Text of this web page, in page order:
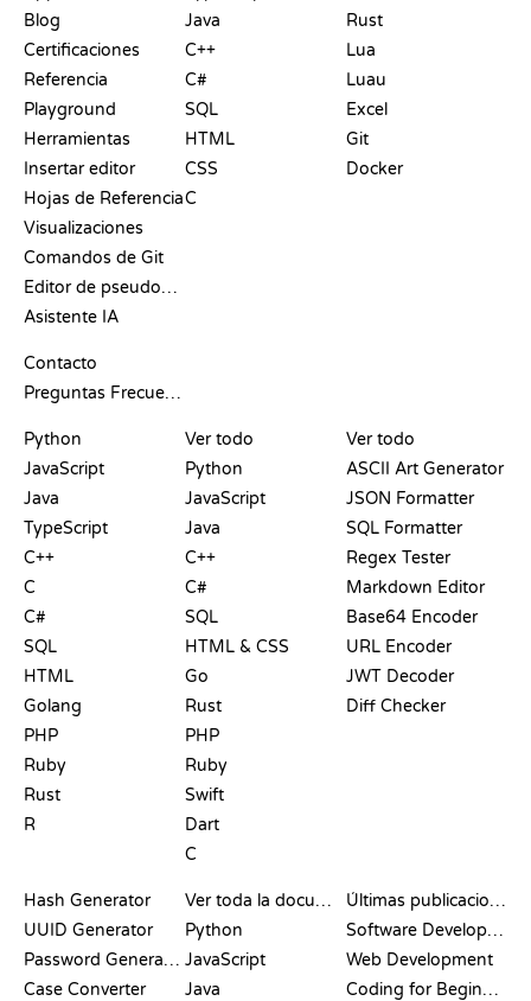
Blog
Certificaciones
Referencia
Playground
Herramientas
Insertar editor
Hojas de Referencia
Visualizaciones
Comandos de Git
Editor de pseudocódigo
Asistente IA
Contacto
Preguntas Frecuentes
Java
C++
C#
SQL
HTML
CSS
C
Rust
Lua
Luau
Excel
Git
Docker
Python
JavaScript
Java
TypeScript
C++
C
C#
SQL
HTML
Golang
PHP
Ruby
Rust
R
Ver todo
Python
JavaScript
Java
C++
C#
SQL
HTML & CSS
Go
Rust
PHP
Ruby
Swift
Dart
C
Ver todo
ASCII Art Generator
JSON Formatter
SQL Formatter
Regex Tester
Markdown Editor
Base64 Encoder
URL Encoder
JWT Decoder
Diff Checker
Hash Generator
UUID Generator
Password Generator
Case Converter
Ver toda la documentación
Python
JavaScript
Java
Últimas publicaciones
Software Development
Web Development
Coding for Beginners